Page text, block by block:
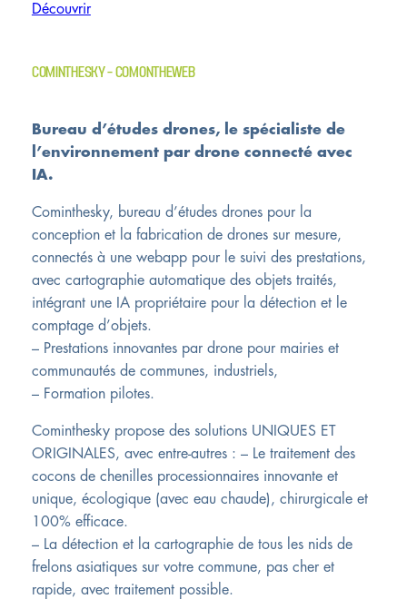
Découvrir
COMINTHESKY – COMONTHEWEB
Bureau d’études drones, le spécialiste de
l’environnement par drone connecté avec
IA.
Cominthesky, bureau d’études drones pour la
conception et la fabrication de drones sur mesure,
connectés à une webapp pour le suivi des prestations,
avec cartographie automatique des objets traités,
intégrant une IA propriétaire pour la détection et le
comptage d’objets.
– Prestations innovantes par drone pour mairies et
communautés de communes, industriels,
– Formation pilotes.
Cominthesky propose des solutions UNIQUES ET
ORIGINALES, avec entre-autres : – Le traitement des
cocons de chenilles processionnaires innovante et
unique, écologique (avec eau chaude), chirurgicale et
100% efficace.
– La détection et la cartographie de tous les nids de
frelons asiatiques sur votre commune, pas cher et
rapide, avec traitement possible.